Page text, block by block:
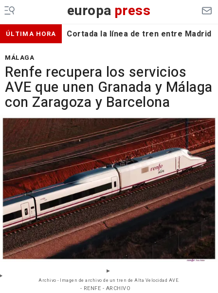
europa press
ÚLTIMA HORA Cortada la línea de tren entre Madrid
MÁLAGA
Renfe recupera los servicios
AVE que unen Granada y Málaga
con Zaragoza y Barcelona
Archivo - Imagen de archivo de un tren de Alta Velocidad AVE.
- RENFE - ARCHIVO